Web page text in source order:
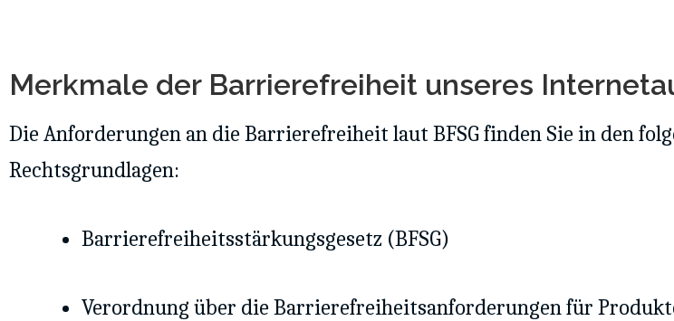
Merkmale der Barrierefreiheit unseres
Die Anforderungen an die Barrierefreiheit laut BFSG finden Sie in den
Rechtsgrundlagen:
Barrierefreiheitsstärkungsgesetz (BFSG)
Verordnung über die Barrierefreiheitsanforderungen für